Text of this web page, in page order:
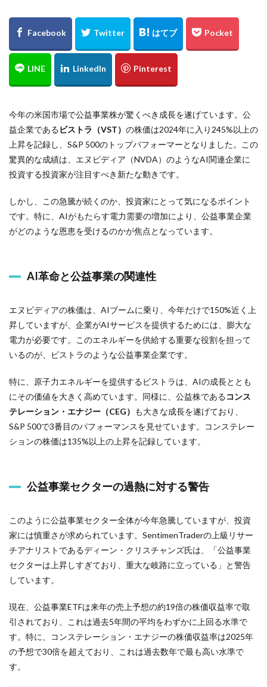
今年の米国市場で公益事業株が驚くべき成長を遂げています。公
益企業であるビストラ（VST） の株価は2024年に入り245%以上の
上昇を記録し、S&P 500のトップパフォーマーとなりました。この
驚異的な成績は、エヌビディア（NVDA）のようなAI関連企業に
投資する投資家が注目すべき新たな動きです。
しかし、この急騰が続くのか、投資家にとって気になるポイント
です。特に、AIがもたらす電力需要の増加により、公益事業企業
がどのような恩恵を受けるのかが焦点となっています。
AI革命と公益事業の関連性
エヌビディアの株価は、AIブームに乗り、今年だけで150%近く上
昇していますが、企業がAIサービスを提供するためには、膨大な
電力が必要です。このエネルギーを供給する重要な役割を担って
いるのが、ビストラのような公益事業企業です。
特に、原子力エネルギーを提供するビストラは、AIの成長ととも
にその価値を大きく高めています。同様に、公益株であるコンス
テレーション・エナジー（CEG） も大きな成長を遂げており、
S&P 500で3番目のパフォーマンスを見せています。コンステレー
ションの株価は135%以上の上昇を記録しています。
公益事業セクターの過熱に対する警告
このように公益事業セクター全体が今年急騰していますが、投資
家には慎重さが求められています。SentimenTraderの上級リサー
チアナリストであるディーン・クリスチャンズ氏は、「公益事業
セクターは上昇しすぎており、重大な岐路に立っている」と警告
しています。
現在、公益事業ETFは来年の売上予想の約19倍の株価収益率で取
引されており、これは過去5年間の平均をわずかに上回る水準で
す。特に、コンステレーション・エナジーの株価収益率は2025年
の予想で30倍を超えており、これは過去数年で最も高い水準で
す。